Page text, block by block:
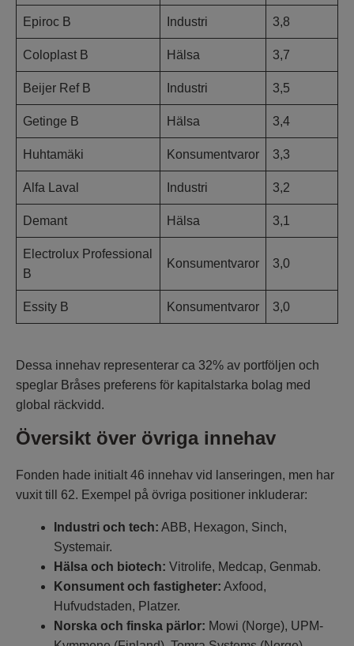
Epiroc B Industri 3,8
Coloplast B Hälsa 3,7
Beijer Ref B Industri 3,5
Getinge B Hälsa 3,4
Huhtamäki Konsumentvaror 3,3
Alfa Laval Industri 3,2
Demant Hälsa 3,1
Electrolux Professional
B
Konsumentvaror 3,0
Essity B Konsumentvaror 3,0
Dessa innehav representerar ca 32% av portföljen och
speglar Bråses preferens för kapitalstarka bolag med
global räckvidd.
Översikt över övriga innehav
Fonden hade initialt 46 innehav vid lanseringen, men har
vuxit till 62. Exempel på övriga positioner inkluderar:
Industri och tech: ABB, Hexagon, Sinch,
Systemair.
Hälsa och biotech: Vitrolife, Medcap, Genmab.
Konsument och fastigheter: Axfood,
Hufvudstaden, Platzer.
Norska och finska pärlor: Mowi (Norge), UPM-